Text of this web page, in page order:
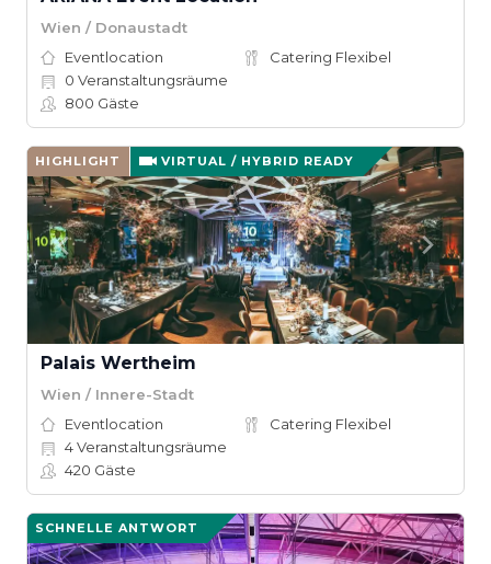
Wien / Donaustadt
Eventlocation
Catering Flexibel
0 Veranstaltungsräume
800 Gäste
HIGHLIGHT VIRTUAL / HYBRID READY
Palais Wertheim
Wien / Innere-Stadt
Eventlocation
Catering Flexibel
4Veranstaltungsräume
420 Gäste
SCHNELLE ANTWORT